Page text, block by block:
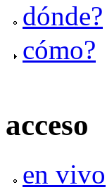
dónde?
cómo?
acceso
en vivo